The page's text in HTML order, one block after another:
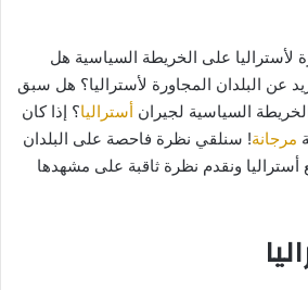
على الخريطة السياسية هل
عن البلدان المجاورة لأستراليا؟ هل سبق
السياسية لجيران أستراليا؟ إذا كان
مرجانة! سنلقي نظرة فاحصة على البلدان
ونقدم نظرة ثاقبة على مشهدها